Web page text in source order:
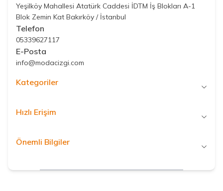
Yeşilköy Mahallesi Atatürk Caddesi İDTM İş Blokları A-1
Blok Zemin Kat Bakırköy / İstanbul
Telefon
05339627117
E-Posta
info@modacizgi.com
Kategoriler
Hızlı Erişim
Önemli Bilgiler